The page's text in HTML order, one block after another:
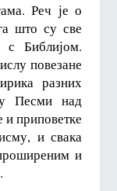
Реч је о
што су све
с Библијом.
повезане
разних
у Песми над
приповетке
и свака
и